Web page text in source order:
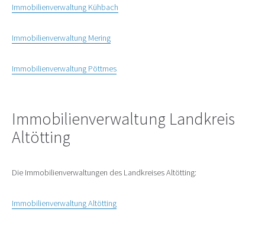
Immobilienverwaltung Kühbach
Immobilienverwaltung Mering
Immobilienverwaltung Pöttmes
Immobilienverwaltung Landkreis
Altötting
Die Immobilienverwaltungen des Landkreises Altötting:
Immobilienverwaltung Altötting